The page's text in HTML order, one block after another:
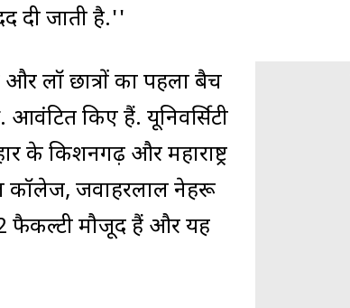
दी जाती है.''
लॉ छात्रों का पहला बैच
किए हैं. यूनिवर्सिटी
के किशनगढ़ और महाराष्ट्र
कॉलेज, जवाहरलाल नेहरू
फैकल्टी मौजूद हैं और यह